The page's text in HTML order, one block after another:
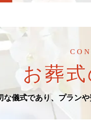
お葬
な儀式であり、プラン